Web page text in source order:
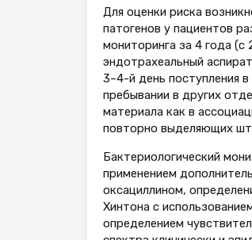
Для оценки риска
патогенов у пациентов
мониторинга за 4 года (с
эндотрахеальный
3–4-й день поступления
пребывании в других
материала как в
повторно выделяющих
Бактериологический
применением
оксациллином,
Хинтона с
определением